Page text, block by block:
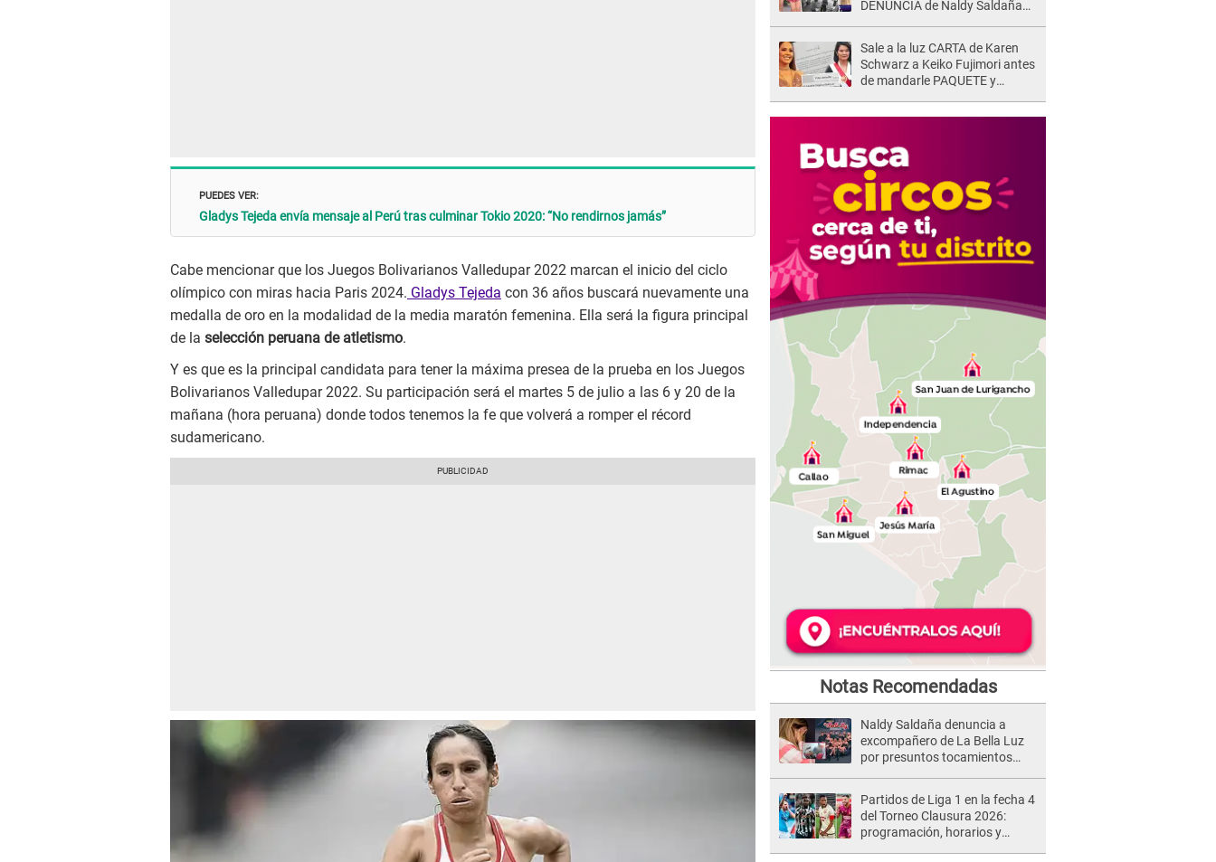
PUEDES VER:
Gladys Tejeda envía mensaje al Perú tras culminar Tokio 2020: “No rendirnos jamás”
Cabe mencionar que los Juegos Bolivarianos Valledupar 2022 marcan el inicio del ciclo
olímpico con miras hacia Paris 2024. Gladys Tejeda con 36 años buscará nuevamente una
medalla de oro en la modalidad de la media maratón femenina. Ella será la figura principal
de la selección peruana de atletismo.
Y es que es la principal candidata para tener la máxima presea de la prueba en los Juegos
Bolivarianos Valledupar 2022. Su participación será el martes 5 de julio a las 6 y 20 de la
mañana (hora peruana) donde todos tenemos la fe que volverá a romper el récord
sudamericano.
DENUNCIA de Naldy Saldaña
Sale a la luz CARTA de Karen
Schwarz a Keiko Fujimori antes
de mandarle PAQUETE y
Notas Recomendadas
Naldy Saldaña denuncia a
excompañero de La Bella Luz
por presuntos tocamientos
Partidos de Liga 1 en la fecha 4
del Torneo Clausura 2026:
programación, horarios y